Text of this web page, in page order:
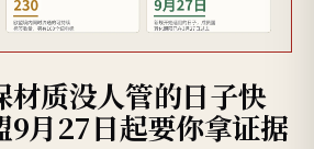
材质没人管的日子快
9月27日起要你拿证据